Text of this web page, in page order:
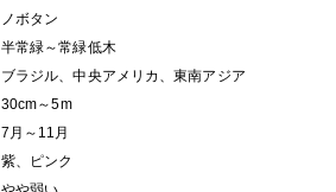
ノボタン
半常緑～常緑低木
ブラジル、中央アメリカ、東南アジア
30cm～5m
7月～11月
紫、ピンク